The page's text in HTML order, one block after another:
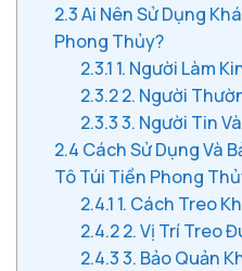
2.3Ai Nên Sử Dụng
Phong Thủy?
2.3.1 1. Người Làm
2.3.22. Người
2.3.33. Người Tin
2.4 Cách Sử Dụng Và
Tô Túi Tiền Phong
2.4.1 1. Cách Treo
2.4.22. Vị Trí Treo
2.4.33. Bảo Quản